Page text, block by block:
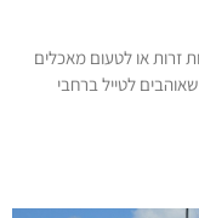
או לטעום מאכלים
לטייל ברחבי